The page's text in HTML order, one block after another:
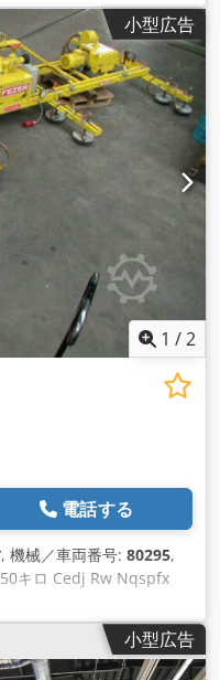
小型広告
1 /2
電話する
, 機械／車両番号: 80295,
キロ Cedj Rw Nqspfx
mm
小型広告